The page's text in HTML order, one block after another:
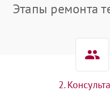
Этапы ремонта
2.